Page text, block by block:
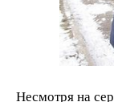
Несмотря на